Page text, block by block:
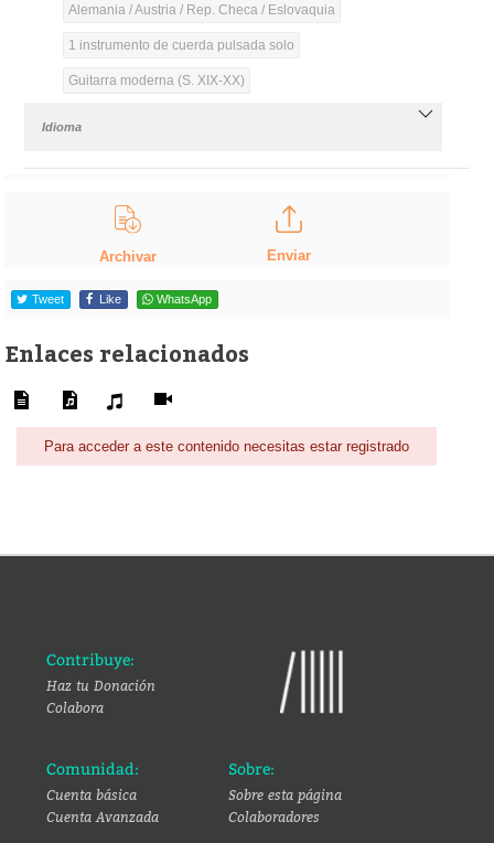
Alemania / Austria / Rep. Checa / Eslovaquia
1 instrumento de cuerda pulsada solo
Guitarra moderna (S. XIX-XX)
Idioma
Archivar Enviar
Tweet Like WhatsApp
Enlaces relacionados
Para acceder a este contenido necesitas estar registrado
Contribuye:
Haz tu Donación
Colabora
Comunidad:
Cuenta básica
Cuenta Avanzada
Sobre:
Sobre esta página
Colaboradores